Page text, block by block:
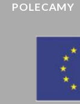
POLECAMY